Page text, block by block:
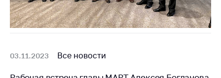
03.11.2023 Все новости